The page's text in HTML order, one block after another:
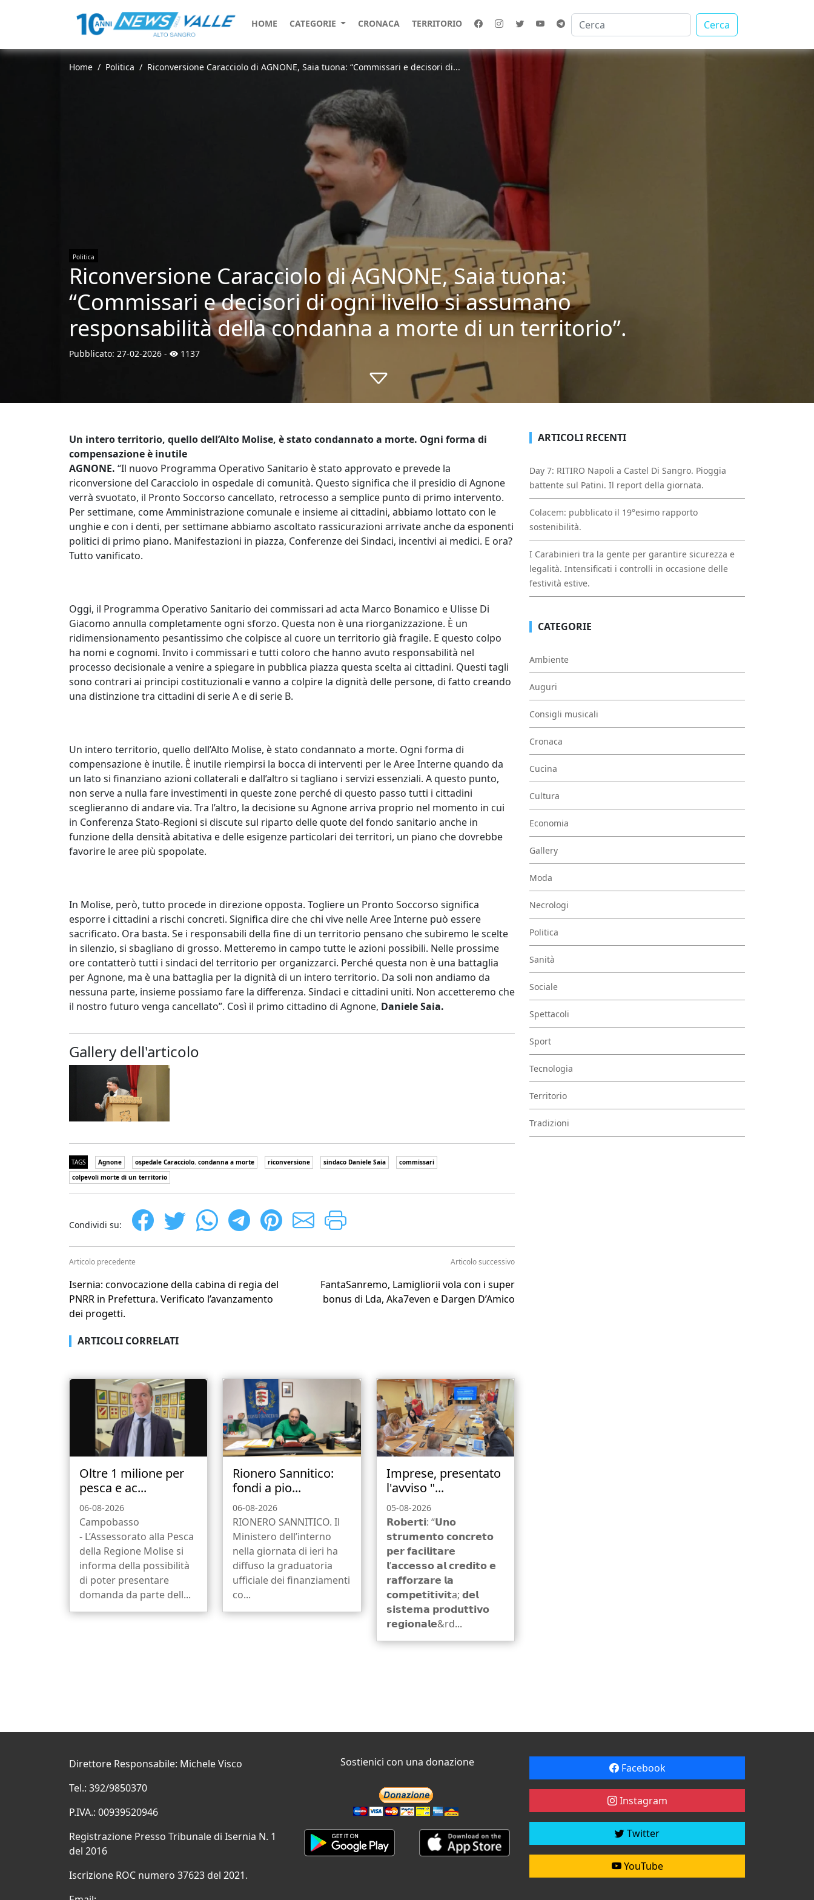
HOME CATEGORIE CRONACA TERRITORIO Cerca
Home Politica Riconversione Caracciolo di AGNONE, Saia tuona: “Commissari e decisori di...
Politica
Riconversione Caracciolo di AGNONE, Saia tuona:
“Commissari e decisori di ogni livello si assumano
responsabilità della condanna a morte di un territorio”.
Pubblicato: 27-02-2026 - 1137
Un intero territorio, quello dell’Alto Molise, è stato condannato a morte. Ogni forma di
compensazione è inutile
AGNONE. “Il nuovo Programma Operativo Sanitario è stato approvato e prevede la
riconversione del Caracciolo in ospedale di comunità. Questo significa che il presidio di Agnone
verrà svuotato, il Pronto Soccorso cancellato, retrocesso a semplice punto di primo intervento.
Per settimane, come Amministrazione comunale e insieme ai cittadini, abbiamo lottato con le
unghie e con i denti, per settimane abbiamo ascoltato rassicurazioni arrivate anche da esponenti
politici di primo piano. Manifestazioni in piazza, Conferenze dei Sindaci, incentivi ai medici. E ora?
Tutto vanificato.
Oggi, il Programma Operativo Sanitario dei commissari ad acta Marco Bonamico e Ulisse Di
Giacomo annulla completamente ogni sforzo. Questa non è una riorganizzazione. È un
ridimensionamento pesantissimo che colpisce al cuore un territorio già fragile. E questo colpo
ha nomi e cognomi. Invito i commissari e tutti coloro che hanno avuto responsabilità nel
processo decisionale a venire a spiegare in pubblica piazza questa scelta ai cittadini. Questi tagli
sono contrari ai principi costituzionali e vanno a colpire la dignità delle persone, di fatto creando
una distinzione tra cittadini di serie A e di serie B.
Un intero territorio, quello dell’Alto Molise, è stato condannato a morte. Ogni forma di
compensazione è inutile. È inutile riempirsi la bocca di interventi per le Aree Interne quando da
un lato si finanziano azioni collaterali e dall’altro si tagliano i servizi essenziali. A questo punto,
non serve a nulla fare investimenti in queste zone perché di questo passo tutti i cittadini
sceglieranno di andare via. Tra l’altro, la decisione su Agnone arriva proprio nel momento in cui
in Conferenza Stato-Regioni si discute sul riparto delle quote del fondo sanitario anche in
funzione della densità abitativa e delle esigenze particolari dei territori, un piano che dovrebbe
favorire le aree più spopolate.
In Molise, però, tutto procede in direzione opposta. Togliere un Pronto Soccorso significa
esporre i cittadini a rischi concreti. Significa dire che chi vive nelle Aree Interne può essere
sacrificato. Ora basta. Se i responsabili della fine di un territorio pensano che subiremo le scelte
in silenzio, si sbagliano di grosso. Metteremo in campo tutte le azioni possibili. Nelle prossime
ore contatterò tutti i sindaci del territorio per organizzarci. Perché questa non è una battaglia
per Agnone, ma è una battaglia per la dignità di un intero territorio. Da soli non andiamo da
nessuna parte, insieme possiamo fare la differenza. Sindaci e cittadini uniti. Non accetteremo che
il nostro futuro venga cancellato”. Così il primo cittadino di Agnone, Daniele Saia.
Gallery dell'articolo
TAGS Agnone ospedale Caracciolo. condanna a morte riconversione sindaco Daniele Saia
commissari
colpevoli morte di un territorio
Condividi su:
Articolo precedente
Isernia: convocazione della cabina di regia del
PNRR in Prefettura. Verificato l’avanzamento
dei progetti.
Articolo successivo
FantaSanremo, Lamigliorii vola con i super
bonus di Lda, Aka7even e Dargen D’Amico
ARTICOLI CORRELATI
Oltre 1 milione per
pesca e ac...
06-08-2026
Campobasso
- L’Assessorato alla Pesca
della Regione Molise si
informa della possibilità
di poter presentare
domanda da parte dell...
Rionero Sannitico:
fondi a pio...
06-08-2026
RIONERO SANNITICO. Il
Ministero dell’interno
nella giornata di ieri ha
diffuso la graduatoria
ufficiale dei finanziamenti
co...
Imprese, presentato
l'avviso "...
05-08-2026
𝗥𝗼𝗯𝗲𝗿𝘁𝗶: “𝗨𝗻𝗼
𝘀𝘁𝗿𝘂𝗺𝗲𝗻𝘁𝗼 𝗰𝗼𝗻𝗰𝗿𝗲𝘁𝗼
𝗽𝗲𝗿 𝗳𝗮𝗰𝗶𝗹𝗶𝘁𝗮𝗿𝗲
𝗹’𝗮𝗰𝗰𝗲𝘀𝘀𝗼 𝗮𝗹 𝗰𝗿𝗲𝗱𝗶𝘁𝗼 𝗲
𝗿𝗮𝗳𝗳𝗼𝗿𝘇𝗮𝗿𝗲 𝗹𝗮
𝗰𝗼𝗺𝗽𝗲𝘁𝗶𝘁𝗶𝘃𝗶𝘁a; 𝗱𝗲𝗹
𝘀𝗶𝘀𝘁𝗲𝗺𝗮 𝗽𝗿𝗼𝗱𝘂𝘁𝘁𝗶𝘃𝗼
𝗿𝗲𝗴𝗶𝗼𝗻𝗮𝗹𝗲&rd...
ARTICOLI RECENTI
Day 7: RITIRO Napoli a Castel Di Sangro. Pioggia
battente sul Patini. Il report della giornata.
Colacem: pubblicato il 19°esimo rapporto
sostenibilità.
I Carabinieri tra la gente per garantire sicurezza e
legalità. Intensificati i controlli in occasione delle
festività estive.
CATEGORIE
Ambiente
Auguri
Consigli musicali
Cronaca
Cucina
Cultura
Economia
Gallery
Moda
Necrologi
Politica
Sanità
Sociale
Spettacoli
Sport
Tecnologia
Territorio
Tradizioni
Direttore Responsabile: Michele Visco
Tel.: 392/9850370
P.IVA.: 00939520946
Registrazione Presso Tribunale di Isernia N. 1
del 2016
Iscrizione ROC numero 37623 del 2021.
Sostienici con una donazione Facebook
Instagram
Twitter
YouTube